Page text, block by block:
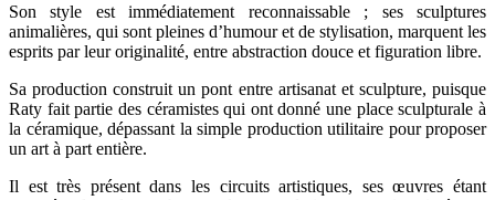
Son style est immédiatement reconnaissable ; ses sculptures
animalières, qui sont pleines d’humour et de stylisation, marquent les
esprits par leur originalité, entre abstraction douce et figuration libre.
Sa production construit un pont entre artisanat et sculpture, puisque
Raty fait partie des céramistes qui ont donné une place sculpturale à
la céramique, dépassant la simple production utilitaire pour proposer
un art à part entière.
Il est très présent dans les circuits artistiques, ses œuvres étant